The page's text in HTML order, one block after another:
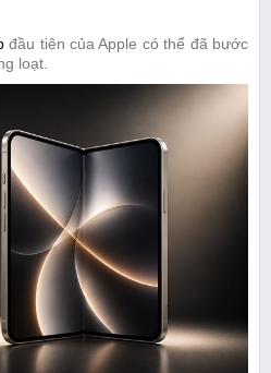
đầu tiên của Apple có thể đã bước
loạt.